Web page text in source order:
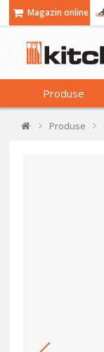
Magazin online
Produse
Produse